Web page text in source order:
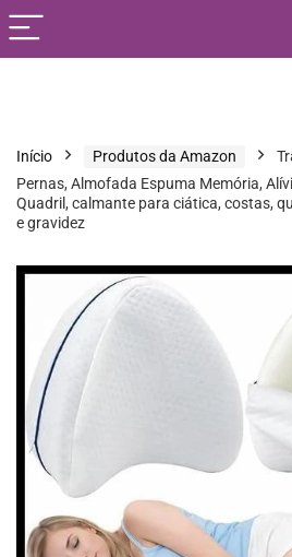
Início Produtos da Amazon
Pernas, Almofada Espuma Memória,
Quadril, calmante para ciática, costas,
e gravidez